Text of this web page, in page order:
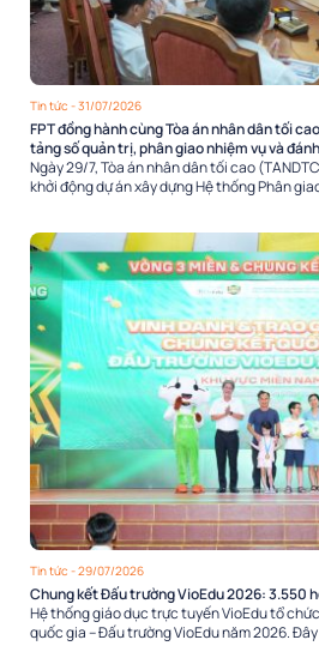
Tin tức - 31/07/2026
FPT đồng hành cùng Tòa án nhân dân tối
tảng số quản trị, phân giao nhiệm vụ và
Ngày 29/7, Tòa án nhân dân tối cao
khởi động dự án xây dựng Hệ thống Phân
Tin tức - 29/07/2026
Chung kết Đấu trường VioEdu 2026: 3.550
Hệ thống giáo dục trực tuyến VioEdu tổ
quốc gia – Đấu trường VioEdu năm 2026.